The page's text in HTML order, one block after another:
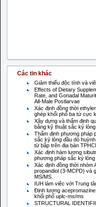
Các tin khác
Giảm thiểu độc tính và
Effects of Dietary
Rate, and Gonadal
All-Male Postlarvae
Xác định đồng thời
ghép khối phổ ba tứ cực
Xây dựng và thẩm định
bằng kỹ thuật sắc ký
Thẩm định phương pháp
sắc ký lỏng đầu dò
từ bắp trên địa bàn
Xác định hàm lượng
phương pháp sắc ký lỏng
Xác định đồng thời nhóm
propandiol (3-MCPD) và
MS/MS.
IUH làm việc với Trung
Định lượng
khối phổ uplc-ms/ms
STRUCTURAL